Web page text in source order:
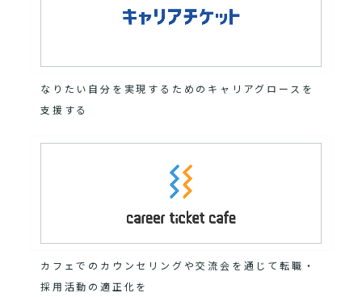
なりたい自分を実現するためのキャリアグロースを
支援する
カフェでのカウンセリングや交流会を通じて転職・
採用活動の適正化を